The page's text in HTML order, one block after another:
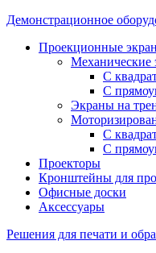
Демонстрационное
Проекционные
Механические
С
С
Экраны на
С
С
Проекторы
Кронштейны для
Офисные доски
Аксессуары
Решения для печати и